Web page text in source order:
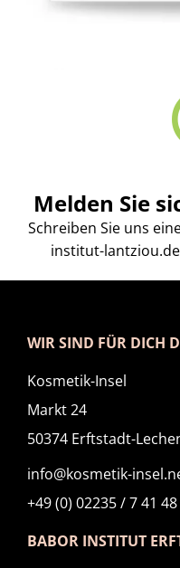
Melden Sie
Schreiben Sie uns
institut-
WIR SIND FÜR DICH
Kosmetik-Insel
Markt 24
50374 Erftstadt-
info@kosmetik-
+49 (0) 02235 / 7 41 48
BABOR INSTITUT